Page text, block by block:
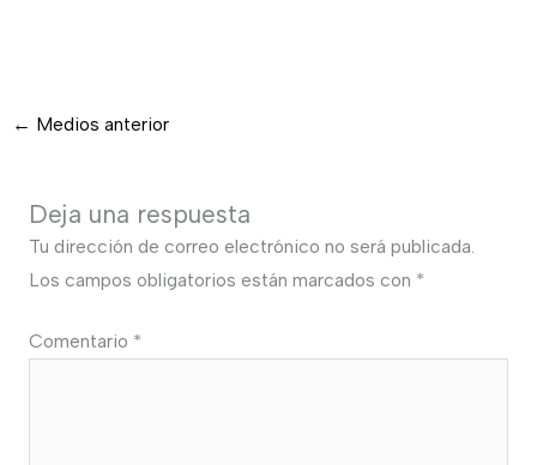
← Medios anterior
Deja una respuesta
Tu dirección de correo electrónico no será publicada.
Los campos obligatorios están marcados con *
Comentario *